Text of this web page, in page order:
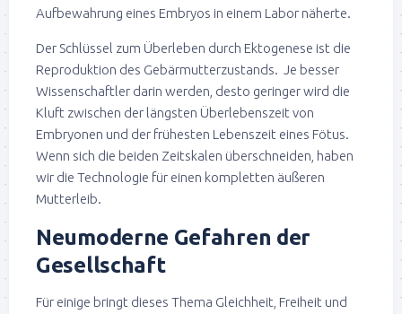
Aufbewahrung eines Embryos in einem Labor näherte.
Der Schlüssel zum Überleben durch Ektogenese ist die
Reproduktion des Gebärmutterzustands. Je besser
Wissenschaftler darin werden, desto geringer wird die
Kluft zwischen der längsten Überlebenszeit von
Embryonen und der frühesten Lebenszeit eines Fötus.
Wenn sich die beiden Zeitskalen überschneiden, haben
wir die Technologie für einen kompletten äußeren
Mutterleib.
Neumoderne Gefahren der
Gesellschaft
Für einige bringt dieses Thema Gleichheit, Freiheit und